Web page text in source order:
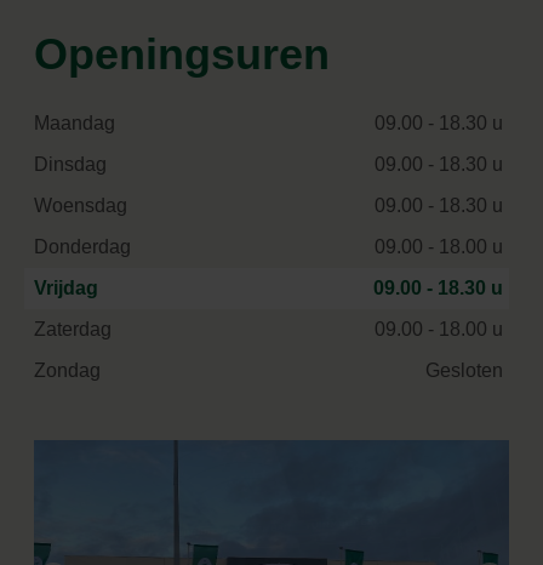
Openingsuren
Maandag
09.00 - 18.30 u
Dinsdag
09.00 - 18.30 u
Woensdag
09.00 - 18.30 u
Donderdag
09.00 - 18.00 u
Vrijdag
09.00 - 18.30 u
Zaterdag
09.00 - 18.00 u
Zondag
Gesloten